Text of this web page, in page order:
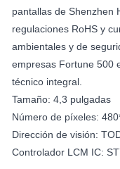
pantallas de Shenzhen
regulaciones RoHS y
ambientales y de
empresas Fortune 500
técnico integral.
Tamaño: 4,3 pulgadas
Número de píxeles:
Dirección de visión:
Controlador LCM IC: